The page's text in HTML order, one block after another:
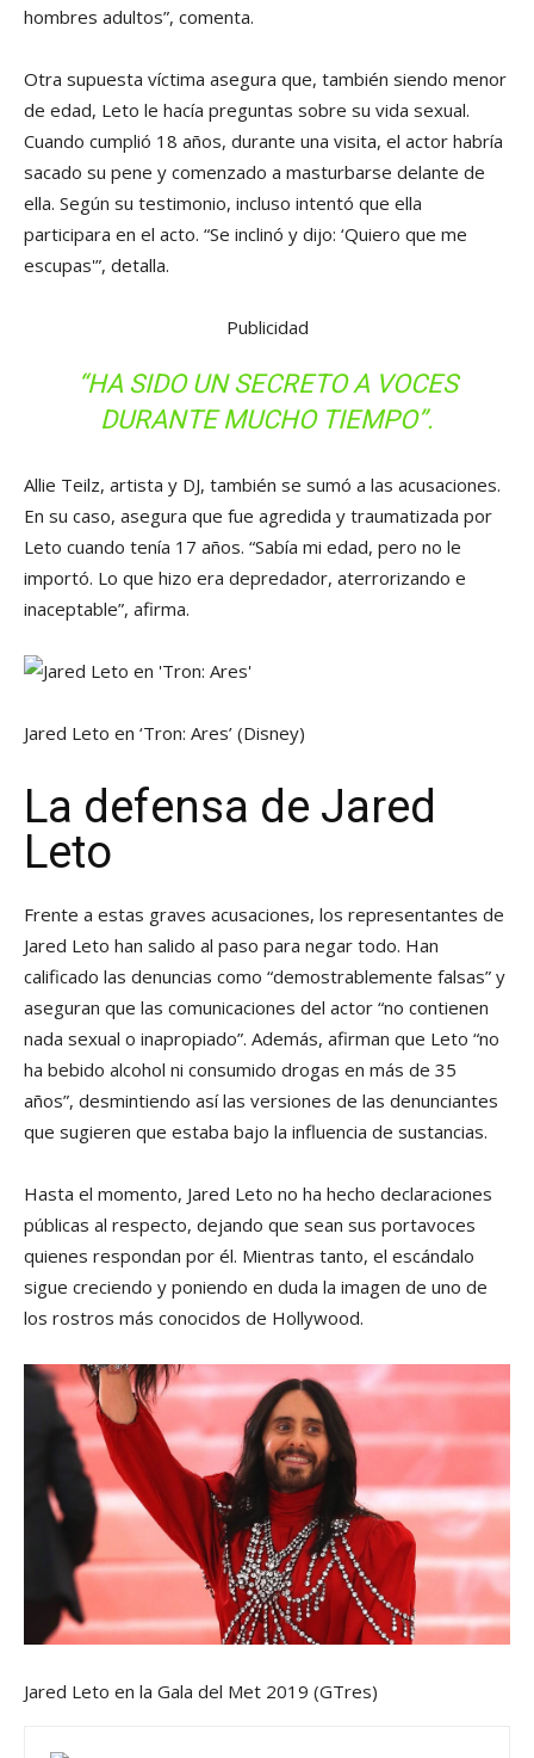
hombres adultos”, comenta.
Otra supuesta víctima asegura que, también siendo menor
de edad, Leto le hacía preguntas sobre su vida sexual.
Cuando cumplió 18 años, durante una visita, el actor habría
sacado su pene y comenzado a masturbarse delante de
ella. Según su testimonio, incluso intentó que ella
participara en el acto. “Se inclinó y dijo: ‘Quiero que me
escupas'”, detalla.
Publicidad
“HA SIDO UN SECRETO A VOCES
DURANTE MUCHO TIEMPO”.
Allie Teilz, artista y DJ, también se sumó a las acusaciones.
En su caso, asegura que fue agredida y traumatizada por
Leto cuando tenía 17 años. “Sabía mi edad, pero no le
importó. Lo que hizo era depredador, aterrorizando e
inaceptable”, afirma.
Jared Leto en ‘Tron: Ares’ (Disney)
La defensa de Jared
Leto
Frente a estas graves acusaciones, los representantes de
Jared Leto han salido al paso para negar todo. Han
calificado las denuncias como “demostrablemente falsas” y
aseguran que las comunicaciones del actor “no contienen
nada sexual o inapropiado”. Además, afirman que Leto “no
ha bebido alcohol ni consumido drogas en más de 35
años”, desmintiendo así las versiones de las denunciantes
que sugieren que estaba bajo la influencia de sustancias.
Hasta el momento, Jared Leto no ha hecho declaraciones
públicas al respecto, dejando que sean sus portavoces
quienes respondan por él. Mientras tanto, el escándalo
sigue creciendo y poniendo en duda la imagen de uno de
los rostros más conocidos de Hollywood.
Jared Leto en la Gala del Met 2019 (GTres)